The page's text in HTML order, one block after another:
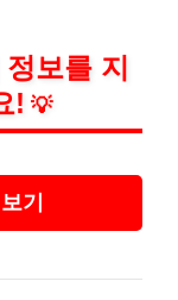
보를 지
! 💡
기